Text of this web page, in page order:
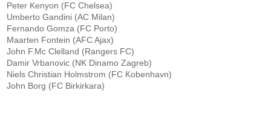
Peter Kenyon (FC Chelsea)
Umberto Gandini (AC Milan)
Fernando Gomza (FC Porto)
Maarten Fontein (AFC Ajax)
John F.Mc Clelland (Rangers FC)
Damir Vrbanovic (NK Dinamo Zagreb)
Niels Christian Holmstrom (FC Kobenhavn)
John Borg (FC Birkirkara)